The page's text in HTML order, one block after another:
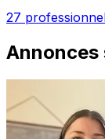
27
Annonces